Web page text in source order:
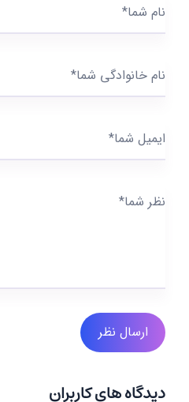
نام شما*
نام خانوادگی شما*
ایمیل شما*
نظر شما*
ارسال نظر
دیدگاه های کاربران